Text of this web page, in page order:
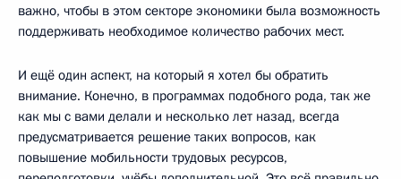
важно, чтобы в этом секторе экономики была возможность
поддерживать необходимое количество рабочих мест.
И ещё один аспект, на который я хотел бы обратить
внимание. Конечно, в программах подобного рода, так же
как мы с вами делали и несколько лет назад, всегда
предусматривается решение таких вопросов, как
повышение мобильности трудовых ресурсов,